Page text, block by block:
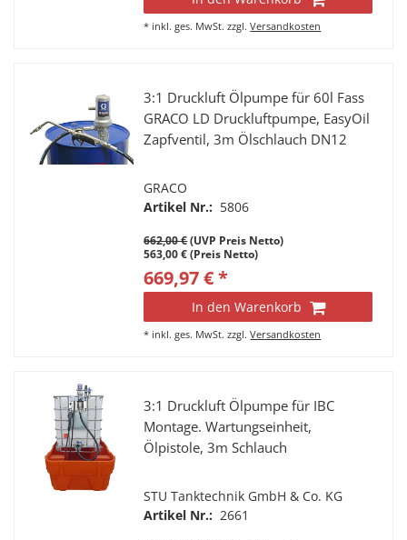
* inkl. ges. MwSt. zzgl.Versandkosten
3:1 Druckluft Ölpumpe für 60l Fass
GRACO LD Druckluftpumpe, EasyOil
Zapfventil, 3m Ölschlauch DN12
GRACO
Artikel Nr.: 5806
662,00 €(UVP Preis Netto)
563,00 € (Preis Netto)
669,97 € *
In den Warenkorb
* inkl. ges. MwSt. zzgl.Versandkosten
3:1 Druckluft Ölpumpe für IBC
Montage. Wartungseinheit,
Ölpistole, 3m Schlauch
STU Tanktechnik GmbH & Co. KG
Artikel Nr.: 2661